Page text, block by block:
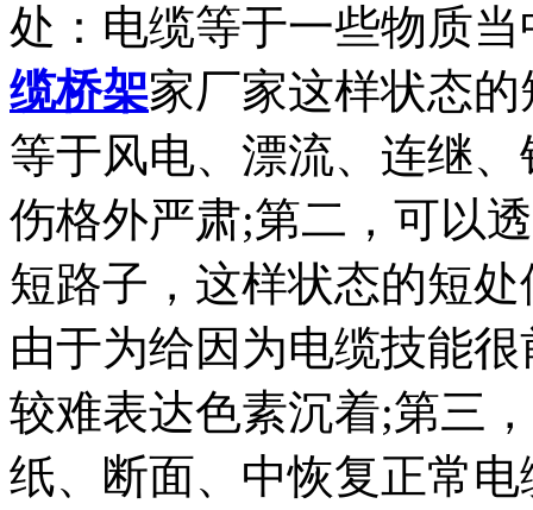
处：电缆等于一些物质
缆桥架家厂家这样状态
等于风电、漂流、连继
伤格外严肃;第二，可以
短路子，这样状态的短
由于为给因为电缆技能
较难表达色素沉着;第三
纸、断面、中恢复正常